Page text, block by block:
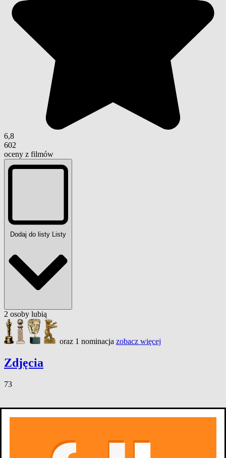
6,8
602
oceny z filmów
Dodaj do listy Listy
2 osoby lubią
oraz 1 nominacja zobacz więcej
Zdjęcia
73